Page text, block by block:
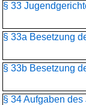
§ 33
§ 33a Besetzung
§ 33b Besetzung
§ 34 Aufgaben